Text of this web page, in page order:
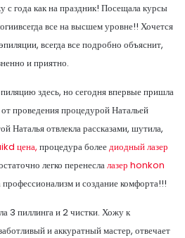
года как на праздник! Посещала курсы
все на высшем уровне!! Хочется
всегда все подробно объяснит,
и приятно.
здесь, но сегодня впервые пришла
проведения процедурой Натальей
Наталья отвлекла рассказами, шутила,
цена, процедура болеедиодный лазер
легко перенеслалазер honkon
и создание комфорта!!!
3 пиллинга и 2 чистки. Хожу к
и аккуратный мастер, отвечает